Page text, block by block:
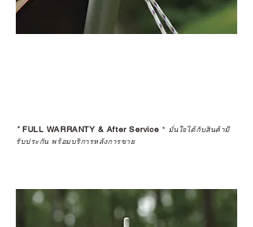
*FULL WARRANTY & After Service * มั่นใจได้กับสินค้ามี
รับประกัน พร้อมบริการหลังการขาย